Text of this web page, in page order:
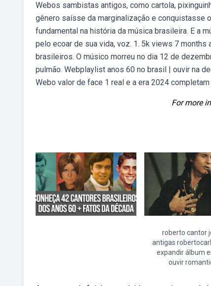
Webos sambistas antigos, como cartola,
gênero saísse da marginalização e conquistasse
fundamental na história da música brasileira. E a
pelo ecoar de sua vida, voz. 1. 5k views 7
brasileiros. O músico morreu no dia 12 de
pulmão. Webplaylist anos 60 no brasil | ouvir na
Webo valor de face 1 real e a era 2024
For more
roberto cantor
antigas
expandir álbum
ouvir